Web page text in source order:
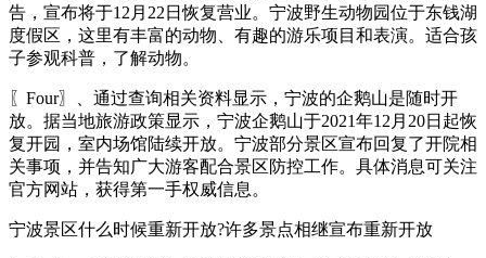
告，宣布将于12月22日恢复营业。宁波野生动物园位于东钱湖
度假区，这里有丰富的动物、有趣的游乐项目和表演。适合孩
子参观科普，了解动物。
〖Four〗、通过查询相关资料显示，宁波的企鹅山是随时开
放。据当地旅游政策显示，宁波企鹅山于2021年12月20日起恢
复开园，室内场馆陆续开放。宁波部分景区宣布回复了开院相
关事项，并告知广大游客配合景区防控工作。具体消息可关注
官方网站，获得第一手权威信息。
宁波景区什么时候重新开放?许多景点相继宣布重新开放